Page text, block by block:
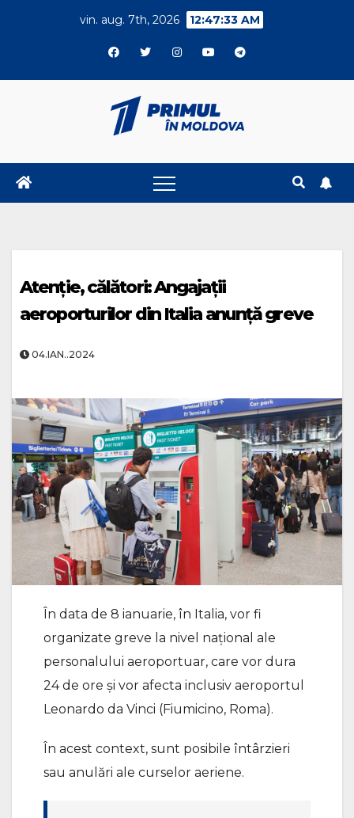
vin. aug. 7th, 2026 12:47:33 AM
Atenție, călători: Angajații
aeroporturilor din Italia anunță greve
04.IAN..2024
În data de 8 ianuarie, în Italia, vor fi
organizate greve la nivel naţional ale
personalului aeroportuar, care vor dura
24 de ore și vor afecta inclusiv aeroportul
Leonardo da Vinci (Fiumicino, Roma).
În acest context, sunt posibile întârzieri
sau anulări ale curselor aeriene.